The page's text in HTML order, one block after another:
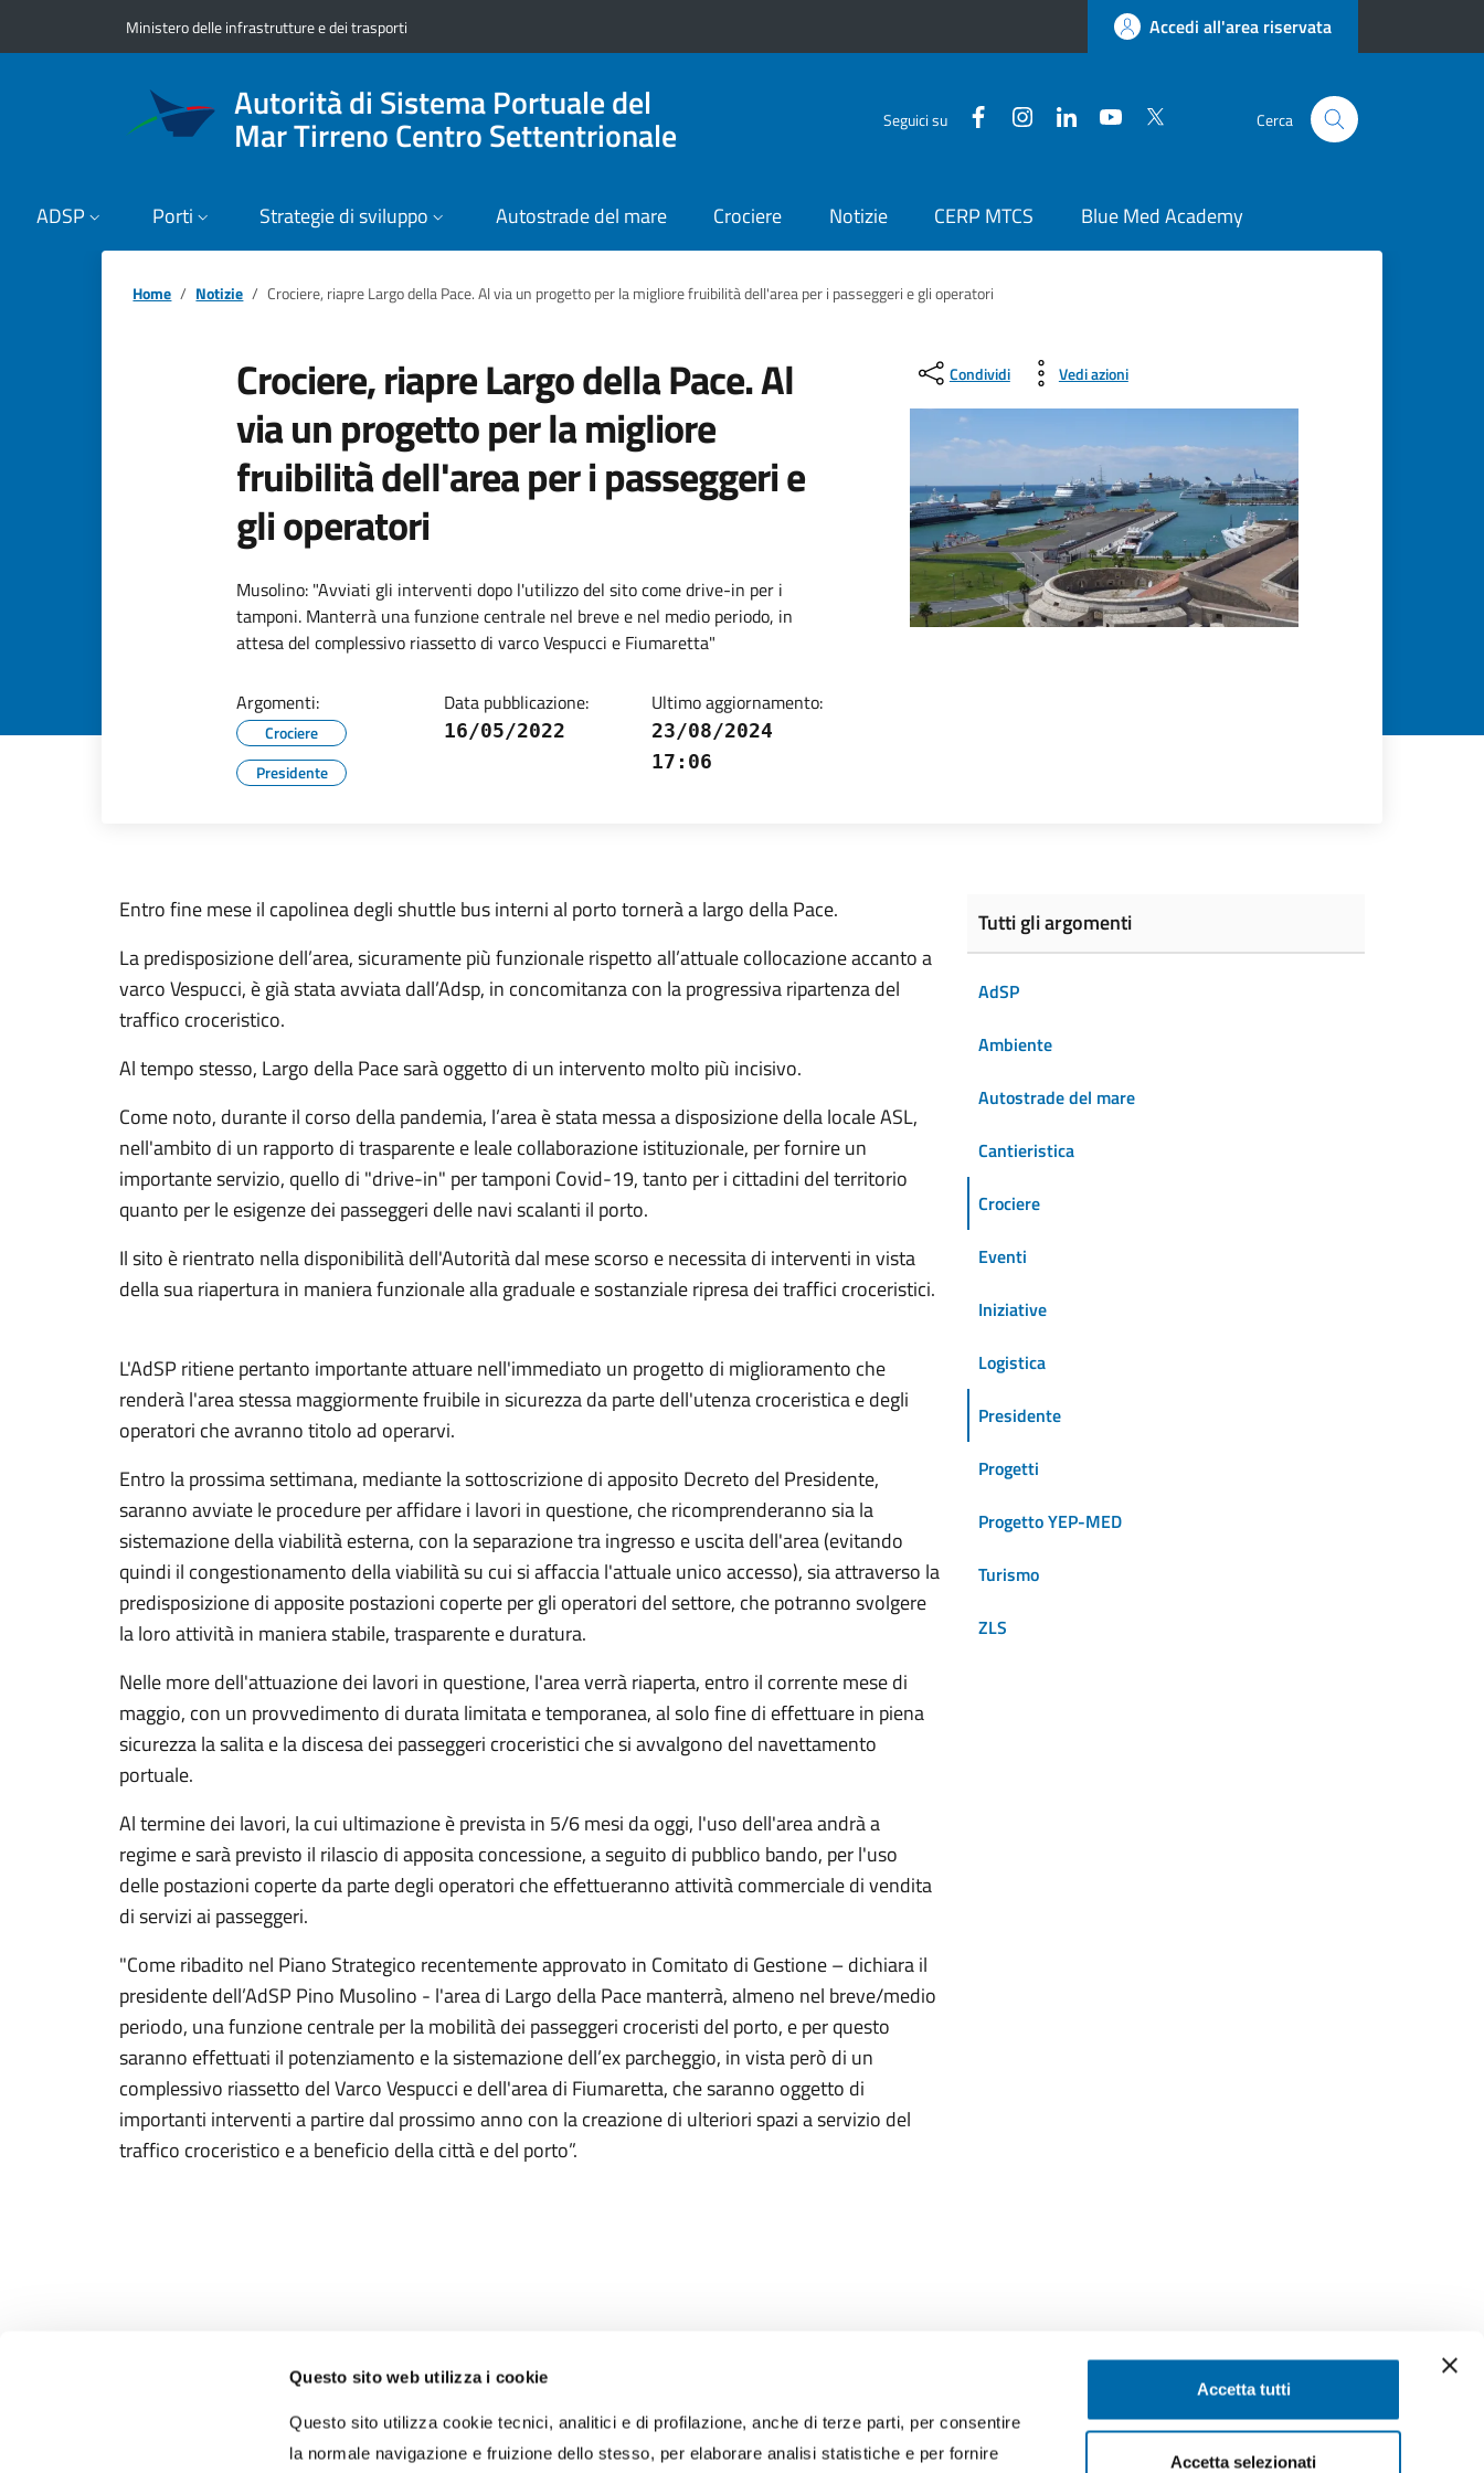
Questo sito web utilizza i cookie
Questo sito utilizza cookie tecnici, analitici e di profilazione, anche di terze parti, per consentire
la normale navigazione e fruizione dello stesso, per elaborare analisi statistiche e per fornire
Accetta tutti
Accetta selezionati
Ministero delle infrastrutture e dei trasporti Accedi all'area riservata
Autorità di Sistema Portuale del
Mar Tirreno Centro Settentrionale Seguici su FacebookInstagramLinkedInYouTube Cerca
ADSP Porti Strategie di sviluppo Autostrade del mare Crociere Notizie CERP MTCS Blue Med Academy
Home Notizie Crociere, riapre Largo della Pace. Al via un progetto per la migliore fruibilità dell'area per i passeggeri e gli operatori
Crociere, riapre Largo della Pace. Al
via un progetto per la migliore
fruibilità dell'area per i passeggeri e
gli operatori
Musolino: "Avviati gli interventi dopo l'utilizzo del sito come drive-in per i
tamponi. Manterrà una funzione centrale nel breve e nel medio periodo, in
attesa del complessivo riassetto di varco Vespucci e Fiumaretta"
Argomenti:
Crociere
Presidente
Data pubblicazione:
16/05/2022
Ultimo aggiornamento:
23/08/2024
17:06
Condividi Vedi azioni
Entro fine mese il capolinea degli shuttle bus interni al porto tornerà a largo della Pace.
La predisposizione dell’area, sicuramente più funzionale rispetto all’attuale collocazione accanto a
varco Vespucci, è già stata avviata dall’Adsp, in concomitanza con la progressiva ripartenza del
traffico croceristico.
Al tempo stesso, Largo della Pace sarà oggetto di un intervento molto più incisivo.
Come noto, durante il corso della pandemia, l’area è stata messa a disposizione della locale ASL,
nell'ambito di un rapporto di trasparente e leale collaborazione istituzionale, per fornire un
importante servizio, quello di "drive-in" per tamponi Covid-19, tanto per i cittadini del territorio
quanto per le esigenze dei passeggeri delle navi scalanti il porto.
Il sito è rientrato nella disponibilità dell'Autorità dal mese scorso e necessita di interventi in vista
della sua riapertura in maniera funzionale alla graduale e sostanziale ripresa dei traffici croceristici.
L'AdSP ritiene pertanto importante attuare nell'immediato un progetto di miglioramento che
renderà l'area stessa maggiormente fruibile in sicurezza da parte dell'utenza croceristica e degli
operatori che avranno titolo ad operarvi.
Entro la prossima settimana, mediante la sottoscrizione di apposito Decreto del Presidente,
saranno avviate le procedure per affidare i lavori in questione, che ricomprenderanno sia la
sistemazione della viabilità esterna, con la separazione tra ingresso e uscita dell'area (evitando
quindi il congestionamento della viabilità su cui si affaccia l'attuale unico accesso), sia attraverso la
predisposizione di apposite postazioni coperte per gli operatori del settore, che potranno svolgere
la loro attività in maniera stabile, trasparente e duratura.
Nelle more dell'attuazione dei lavori in questione, l'area verrà riaperta, entro il corrente mese di
maggio, con un provvedimento di durata limitata e temporanea, al solo fine di effettuare in piena
sicurezza la salita e la discesa dei passeggeri croceristici che si avvalgono del navettamento
portuale.
Al termine dei lavori, la cui ultimazione è prevista in 5/6 mesi da oggi, l'uso dell'area andrà a
regime e sarà previsto il rilascio di apposita concessione, a seguito di pubblico bando, per l'uso
delle postazioni coperte da parte degli operatori che effettueranno attività commerciale di vendita
di servizi ai passeggeri.
"Come ribadito nel Piano Strategico recentemente approvato in Comitato di Gestione – dichiara il
presidente dell’AdSP Pino Musolino - l'area di Largo della Pace manterrà, almeno nel breve/medio
periodo, una funzione centrale per la mobilità dei passeggeri croceristi del porto, e per questo
saranno effettuati il potenziamento e la sistemazione dell’ex parcheggio, in vista però di un
complessivo riassetto del Varco Vespucci e dell'area di Fiumaretta, che saranno oggetto di
importanti interventi a partire dal prossimo anno con la creazione di ulteriori spazi a servizio del
traffico croceristico e a beneficio della città e del porto”.
Tutti gli argomenti
AdSP
Ambiente
Autostrade del mare
Cantieristica
Crociere
Eventi
Iniziative
Logistica
Presidente
Progetti
Progetto YEP-MED
Turismo
ZLS
Autorità di Sistema
Portuale del Mar Tirreno
Centro Settentrionale
Porti di Civitavecchia - Fiumicino - Gaeta
RECAPITI
PEC:protocollo@portidiroma.legalmailpa.it(La casella PEC riceve messaggi
esclusivamente da indirizzi di Posta Elettronica Certificata)
FacebookInstagramLinkedInYouTubeTwitter